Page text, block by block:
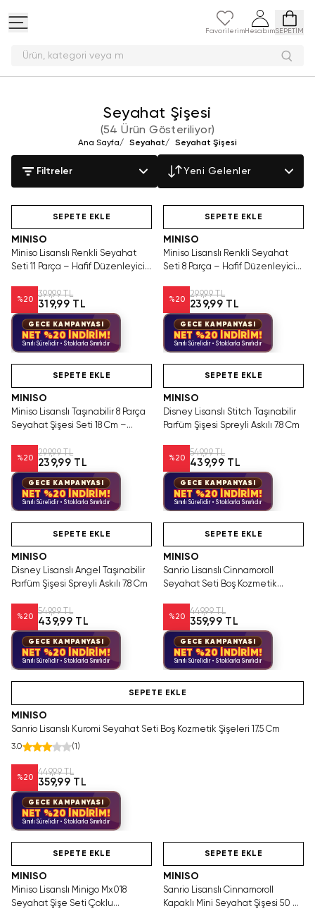
Favorilerim HesabımSEPETİM
Ürün, kate
Seyahat Şişesi
(54 Ürün Gösteriliyor)
Ana Sayfa/ Seyahat/ Seyahat Şişesi
Filtreler Yeni Gelenler
SEPETE EKLE
MINISO
Miniso Lisanslı Renkli Seyahat
Seti 11 Parça – Hafif Düzenleyici
%20
399,99 TL
319,99 TL
GECE KAMPANYASI
NET %20 İNDİRİM!
Sınırlı Sürelidir • Stoklarla Sınırlıdır
SEPETE EKLE
MINISO
Miniso Lisanslı Renkli Seyahat
Seti 8 Parça – Hafif Düzenleyici
%20
299,99 TL
239,99 TL
GECE KAMPANYASI
NET %20 İNDİRİM!
Sınırlı Sürelidir • Stoklarla Sınırlıdır
SEPETE EKLE
MINISO
Miniso Lisanslı Taşınabilir 8 Parça
Seyahat Şişesi Seti 18 Cm –
%20
299,99 TL
239,99 TL
GECE KAMPANYASI
NET %20 İNDİRİM!
Sınırlı Sürelidir • Stoklarla Sınırlıdır
SEPETE EKLE
MINISO
Disney Lisanslı Stitch Taşınabilir
Parfüm Şişesi Spreyli Askılı 7.8 Cm
%20
549,99 TL
439,99 TL
GECE KAMPANYASI
NET %20 İNDİRİM!
Sınırlı Sürelidir • Stoklarla Sınırlıdır
SEPETE EKLE
MINISO
Disney Lisanslı Angel Taşınabilir
Parfüm Şişesi Spreyli Askılı 7.8 Cm
%20
549,99 TL
439,99 TL
GECE KAMPANYASI
NET %20 İNDİRİM!
Sınırlı Sürelidir • Stoklarla Sınırlıdır
SEPETE EKLE
MINISO
Sanrio Lisanslı Cinnamoroll
Seyahat Seti Boş Kozmetik
%20
449,99 TL
359,99 TL
GECE KAMPANYASI
NET %20 İNDİRİM!
Sınırlı Sürelidir • Stoklarla Sınırlıdır
SEPETE EKLE
MINISO
Sanrio Lisanslı Kuromi Seyahat Seti Boş Kozmetik Şişeleri 17.5 Cm
3.0 (1 )
%20
449,99 TL
359,99 TL
GECE KAMPANYASI
NET %20 İNDİRİM!
Sınırlı Sürelidir • Stoklarla Sınırlıdır
SEPETE EKLE
MINISO
Miniso Lisanslı Minigo Mx018
Seyahat Şişe Seti Çoklu
Tükenmeden Satın Al
SEPETE EKLE
MINISO
Sanrio Lisanslı Cinnamoroll
Kapaklı Mini Seyahat Şişesi 50 Ml